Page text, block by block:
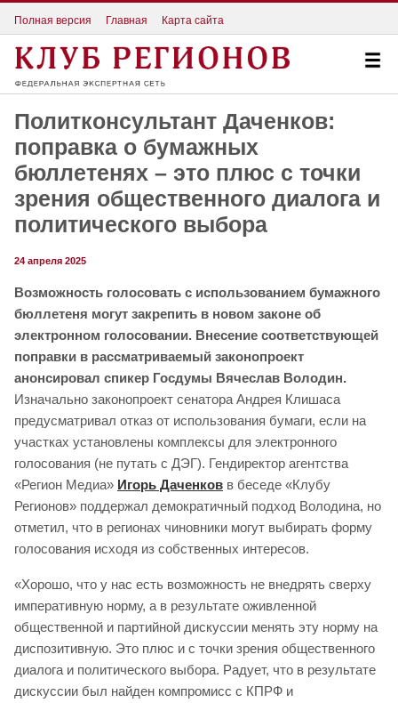
Полная версия Главная Карта сайта
Политконсультант Даченков:
поправка о бумажных
бюллетенях – это плюс с точки
зрения общественного диалога и
политического выбора
24 апреля 2025
Возможность голосовать с использованием бумажного
бюллетеня могут закрепить в новом законе об
электронном голосовании. Внесение соответствующей
поправки в рассматриваемый законопроект
анонсировал спикер Госдумы Вячеслав Володин.
Изначально законопроект сенатора Андрея Клишаса
предусматривал отказ от использования бумаги, если на
участках установлены комплексы для электронного
голосования (не путать с ДЭГ). Гендиректор агентства
«Регион Медиа» Игорь Даченков в беседе «Клубу
Регионов» поддержал демократичный подход Володина, но
отметил, что в регионах чиновники могут выбирать форму
голосования исходя из собственных интересов.
«Хорошо, что у нас есть возможность не внедрять сверху
императивную норму, а в результате оживленной
общественной и партийной дискуссии менять эту норму на
диспозитивную. Это плюс и с точки зрения общественного
диалога и политического выбора. Радует, что в результате
дискуссии был найден компромисс с КПРФ и